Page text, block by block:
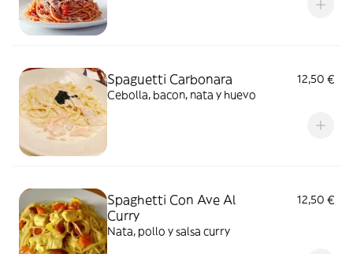
Spaguetti Carbonara
12,50 €
Cebolla, bacon, nata y huevo
Spaghetti Con Ave Al
Curry
12,50 €
Nata, pollo y salsa curry